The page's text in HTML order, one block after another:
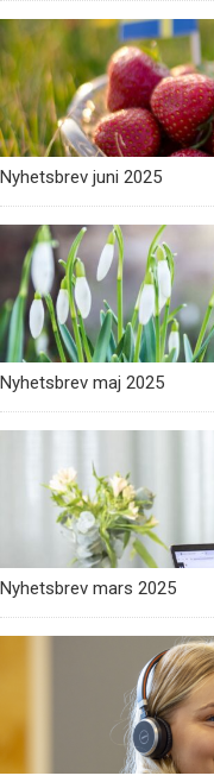
Nyhetsbrev juni 2025
Nyhetsbrev maj 2025
Nyhetsbrev mars 2025